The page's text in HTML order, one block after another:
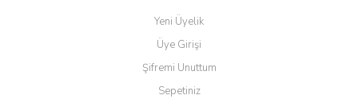
Yeni Üyelik
Üye Girişi
Şifremi Unuttum
Sepetiniz